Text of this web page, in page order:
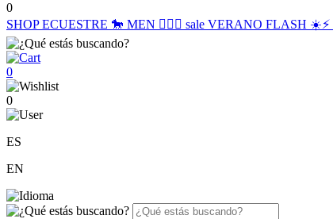
0
SHOPECUESTRE 🐎 MEN 🙋🏽‍♂️ sale VERANO FLASH ☀️⚡️
0
0
ES
EN